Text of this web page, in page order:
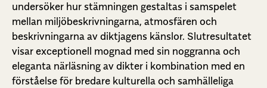
undersöker hur stämningen gestaltas i samspelet
mellan miljöbeskrivningarna, atmosfären och
beskrivningarna av diktjagens känslor. Slutresultatet
visar exceptionell mognad med sin noggranna och
eleganta närläsning av dikter i kombination med en
förståelse för bredare kulturella och samhälleliga